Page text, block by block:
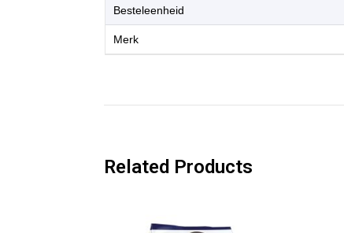
Besteleenheid
Merk
Related Products